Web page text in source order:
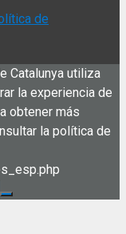
de
Catalunya utiliza
la experiencia de
obtener más
la política de